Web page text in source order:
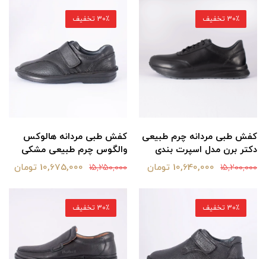
کفش طبی مردانه چرم طبیعی
دکتر برن مدل اسپرت بندی
15,200,000 10,640,000 تومان
30٪ تخفیف
کفش طبی مردانه هالوکس
والگوس چرم طبیعی مشکی
15,250,000 10,675,000 تومان
30٪ تخفیف
30٪ تخفیف 30٪ تخفیف